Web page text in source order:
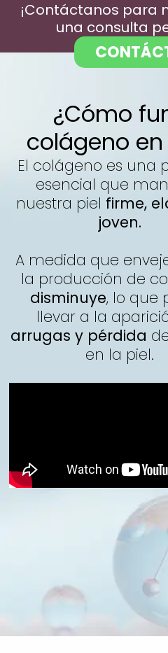
¡Contáctanos para
una consulta
¿Cómo
colágeno
El colágeno es una
esencial que
nuestra piel firme,
joven.
A medida que
la producción de
disminuye, lo que
llevar a la
arrugas y pérdida
en la piel.